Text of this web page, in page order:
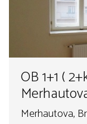
OB 1+1 (
)cihla v
Merhautova,